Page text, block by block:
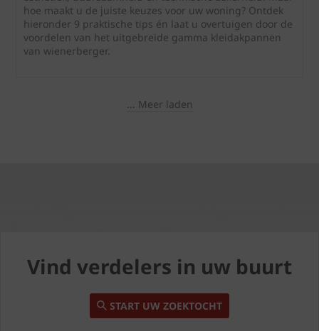
hoe maakt u de juiste keuzes voor uw woning? Ontdek
hieronder 9 praktische tips én laat u overtuigen door de
voordelen van het uitgebreide gamma kleidakpannen
van wienerberger.
... Meer laden
Vind verdelers in uw buurt
START UW ZOEKTOCHT